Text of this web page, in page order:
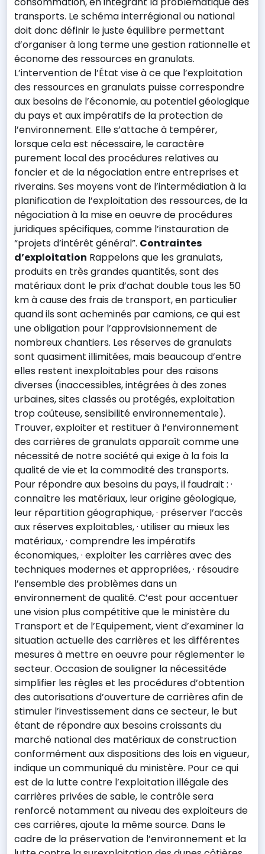
transports. Le schéma interrégional ou national
doit donc définir le juste équilibre permettant
d’organiser à long terme une gestion rationnelle et
économe des ressources en granulats.
L’intervention de l’État vise à ce que l’exploitation
des ressources en granulats puisse correspondre
aux besoins de l’économie, au potentiel géologique
du pays et aux impératifs de la protection de
l’environnement. Elle s’attache à tempérer,
lorsque cela est nécessaire, le caractère
purement local des procédures relatives au
foncier et de la négociation entre entreprises et
riverains. Ses moyens vont de l’intermédiation à la
planification de l’exploitation des ressources, de la
négociation à la mise en oeuvre de procédures
juridiques spécifiques, comme l’instauration de
“projets d’intérêt général”. Contraintes
d’exploitation Rappelons que les granulats,
produits en très grandes quantités, sont des
matériaux dont le prix d’achat double tous les 50
km à cause des frais de transport, en particulier
quand ils sont acheminés par camions, ce qui est
une obligation pour l’approvisionnement de
nombreux chantiers. Les réserves de granulats
sont quasiment illimitées, mais beaucoup d’entre
elles restent inexploitables pour des raisons
diverses (inaccessibles, intégrées à des zones
urbaines, sites classés ou protégés, exploitation
trop coûteuse, sensibilité environnementale).
Trouver, exploiter et restituer à l’environnement
des carrières de granulats apparaît comme une
nécessité de notre société qui exige à la fois la
qualité de vie et la commodité des transports.
Pour répondre aux besoins du pays, il faudrait : ·
connaître les matériaux, leur origine géologique,
leur répartition géographique, · préserver l’accès
aux réserves exploitables, · utiliser au mieux les
matériaux, · comprendre les impératifs
économiques, · exploiter les carrières avec des
techniques modernes et appropriées, · résoudre
l’ensemble des problèmes dans un
environnement de qualité. C’est pour accentuer
une vision plus compétitive que le ministère du
Transport et de l’Equipement, vient d’examiner la
situation actuelle des carrières et les différentes
mesures à mettre en oeuvre pour réglementer le
secteur. Occasion de souligner la nécessitéde
simplifier les règles et les procédures d’obtention
des autorisations d’ouverture de carrières afin de
stimuler l’investissement dans ce secteur, le but
étant de répondre aux besoins croissants du
marché national des matériaux de construction
conformément aux dispositions des lois en vigueur,
indique un communiqué du ministère. Pour ce qui
est de la lutte contre l’exploitation illégale des
carrières privées de sable, le contrôle sera
renforcé notamment au niveau des exploiteurs de
ces carrières, ajoute la même source. Dans le
cadre de la préservation de l’environnement et la